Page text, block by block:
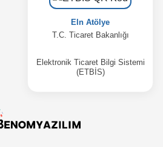
Eln Atölye
T.C. Ticaret Bakanlığı
Elektronik Ticaret Bilgi Sistemi
(ETBİS)